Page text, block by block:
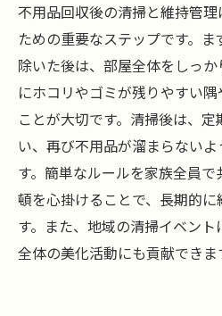
不用品回収後の清掃と維持管
ための重要なステップです。ま
除いた後は、部屋全体をしっ
にホコリやゴミが残りやすい
ことが大切です。清掃後は、
い、再び不用品が溜まらない
す。簡単なルールを家族全員
頓を心掛けることで、長期的
す。また、地域の清掃イベン
全体の美化活動にも貢献できま